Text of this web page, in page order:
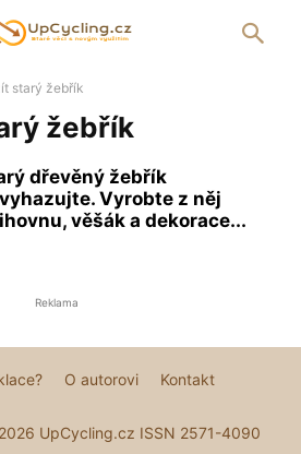
starý žebřík
žebřík
dřevěný žebřík
Vyrobte z něj
věšák a dekorace...
Reklama
O autorovi Kontakt
UpCycling.cz ISSN 2571-4090